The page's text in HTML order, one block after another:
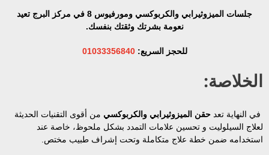
جلسات الميزوثيرابي والكربوكسي ومورفيوس 8 في مركز البرج تعيد
نعومة بشرتك وثقتك بنفسك.
للحجز السريع:01033356840
الخلاصة:
في النهاية تعد حقن الميزوثيرابي والكربوكسي من أقوى التقنيات الحديثة
لعلاج السيلوليت و تحسين علامات التمدد بشكل ملحوظ، خاصة عند
استخدامه ضمن خطة علاج متكاملة وتحت إشراف طبيب مختص.